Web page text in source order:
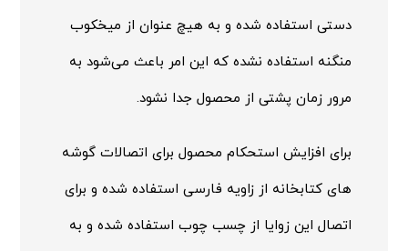
دستی استفاده شده و به هیچ عنوان از میخکوب
منگنه استفاده نشده که این امر باعث می‌شود به
مرور زمان پشتی از محصول جدا نشود.
برای افزایش استحکام محصول برای اتصالات گوشه
های کتابخانه از زاویه فارسی استفاده شده و برای
اتصال این زوایا از چسب چوب استفاده شده و به